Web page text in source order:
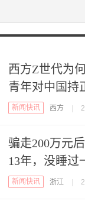
西方Z世代为
青年对中国持
新闻快讯 西方 |
骗走200万元
13年，没睡过
新闻快讯 浙江 |